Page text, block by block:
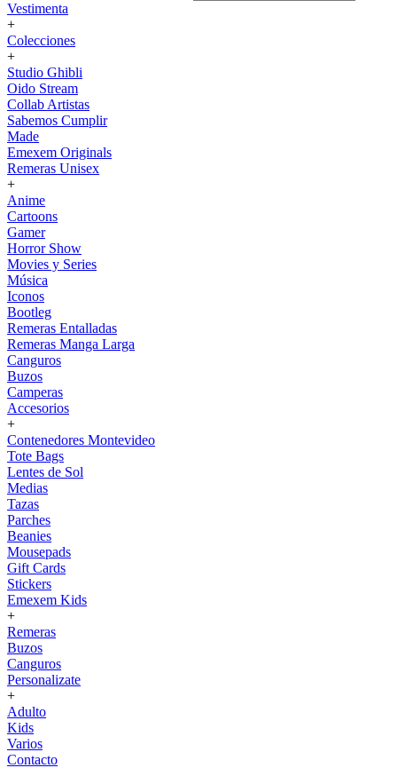
Vestimenta
+
Colecciones
+
Studio Ghibli
Oido Stream
Collab Artistas
Sabemos Cumplir
Made
Emexem Originals
Remeras Unisex
+
Anime
Cartoons
Gamer
Horror Show
Movies y Series
Música
Iconos
Bootleg
Remeras Entalladas
Remeras Manga Larga
Canguros
Buzos
Camperas
Accesorios
+
Contenedores Montevideo
Tote Bags
Lentes de Sol
Medias
Tazas
Parches
Beanies
Mousepads
Gift Cards
Stickers
Emexem Kids
+
Remeras
Buzos
Canguros
Personalizate
+
Adulto
Kids
Varios
Contacto